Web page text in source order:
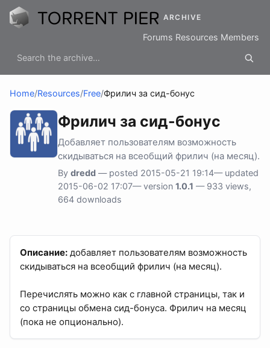
ARCHIVE
Forums Resources Members
Home/Resources/Free/Фрилич за сид-бонус
Фрилич за сид-бонус
Добавляет пользователям возможность
скидываться на всеобщий фрилич (на месяц).
By dredd — posted 2015-05-21 19:14— updated
2015-06-02 17:07— version 1.0.1 — 933 views,
664 downloads
Описание: добавляет пользователям возможность
скидываться на всеобщий фрилич (на месяц).
Перечислять можно как с главной страницы, так и
со страницы обмена сид-бонуса. Фрилич на месяц
(пока не опционально).